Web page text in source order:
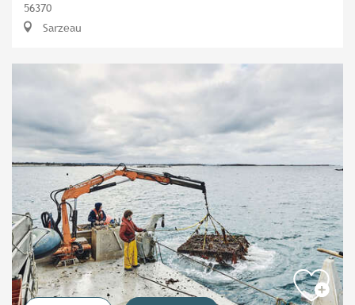
56370
Sarzeau